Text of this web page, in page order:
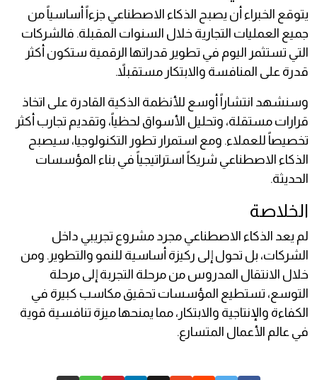
يتوقع الخبراء أن يصبح الذكاء الاصطناعي جزءاً أساسياً من
جميع العمليات التجارية خلال السنوات المقبلة. فالشركات
التي تستثمر اليوم في تطوير قدراتها الرقمية ستكون أكثر
قدرة على المنافسة والابتكار مستقبلاً.
وسنشهد انتشاراً أوسع للأنظمة الذكية القادرة على اتخاذ
قرارات مستقلة، وتحليل الأسواق لحظياً، وتقديم تجارب أكثر
تخصيصاً للعملاء. ومع استمرار تطور التكنولوجيا، سيصبح
الذكاء الاصطناعي شريكاً استراتيجياً في بناء المؤسسات
الحديثة.
الخلاصة
لم يعد الذكاء الاصطناعي مجرد مشروع تجريبي داخل
الشركات، بل تحول إلى ركيزة أساسية للنمو والتطوير. ومن
خلال الانتقال المدروس من مرحلة التجربة إلى مرحلة
التوسع، تستطيع المؤسسات تحقيق مكاسب كبيرة في
الكفاءة والإنتاجية والابتكار، مما يمنحها ميزة تنافسية قوية
في عالم الأعمال المتسارع.